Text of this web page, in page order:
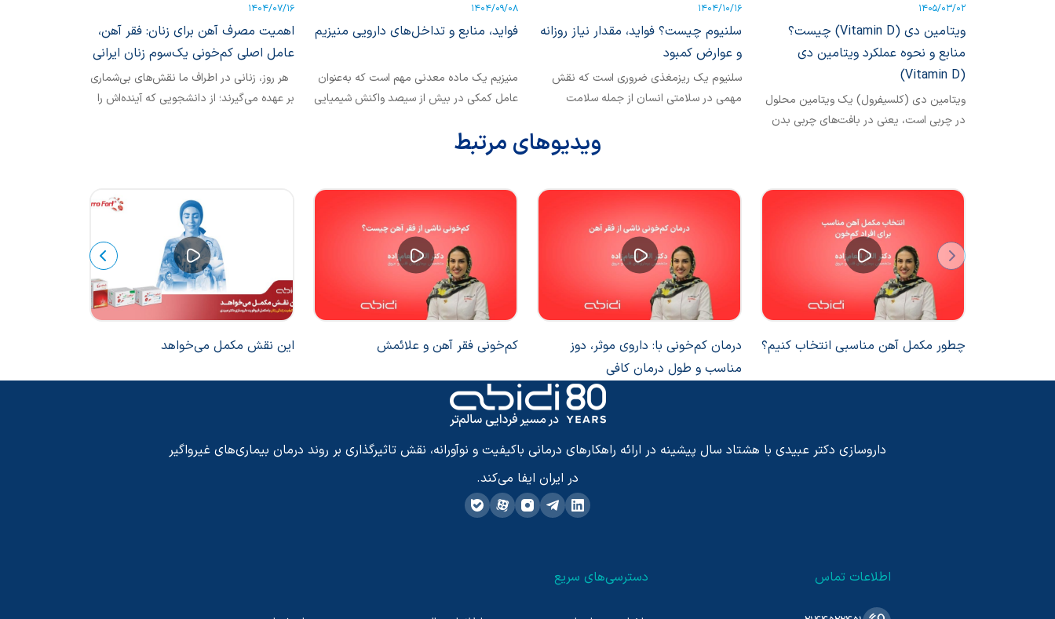
1405/03/02
ویتامین دی (Vitamin D) چیست؟
منابع و نحوه عملکرد ویتامین دی
(Vitamin D)
ویتامین دی (کلسیفرول) یک ویتامین محلول
در چربی است، یعنی در بافت‌های چربی بدن
دسترس است. همچنین تابیدن اشعه فرابنفش
(UV) نور خورشید به پوست باعث ساخت
ویتامین دی در بدن می‌شود.
1404/10/16
سلنیوم چیست؟ فواید، مقدار نیاز روزانه
و عوارض کمبود
سلنیوم یک ریزمغذی ضروری است که نقش
مهمی در سلامتی انسان از جمله سلامت
1404/09/08
فواید، منابع و تداخل‌های دارویی منیزیم
منیزیم یک ماده معدنی مهم است که به‌عنوان
عامل کمکی در بیش از سیصد واکنش شیمیایی
1404/07/16
اهمیت مصرف آهن برای زنان: فقر آهن،
عامل اصلی کم‌خونی یک‌سوم زنان ایرانی
هر روز، زنانی در اطراف ما نقش‌های بی‌شماری
بر عهده می‌گیرند؛ از دانشجویی که آینده‌اش را
ویدیوهای مرتبط
چطور مکمل آهن مناسبی انتخاب کنیم؟
درمان کم‌خونی با: داروی موثر، دوز
مناسب و طول درمان کافی
کم‌خونی فقر آهن و علائمش این نقش مکمل می‌خواهد
داروسازی دکتر عبیدی با هشتاد سال پیشینه در ارائه راهکارهای درمانی باکیفیت و نوآورانه، نقش تاثیرگذاری بر روند درمان بیماری‌های غیرواگیر
در ایران ایفا می‌کند.
اطلاعات تماس دسترسی‌های سریع